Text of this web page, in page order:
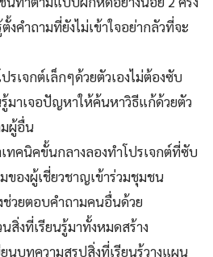
งคำถามที่ยังไม่เข้าใจอย่ากลัวที่จะ
ปรเจกต์เล็กๆด้วยตัวเองไม่ต้องซับ
มาเจอปัญหาให้ค้นหาวิธีแก้ด้วยตัว
ผู้อื่น
ทคนิคขั้นกลางลองทำโปรเจกต์ที่ซับ
องผู้เชี่ยวชาญเข้าร่วมชุมชน
ช่วยตอบคำถามคนอื่นด้วย
สิ่งที่เรียนรู้มาทั้งหมดสร้าง
นบทความสรุปสิ่งที่เรียนรู้วางแผน